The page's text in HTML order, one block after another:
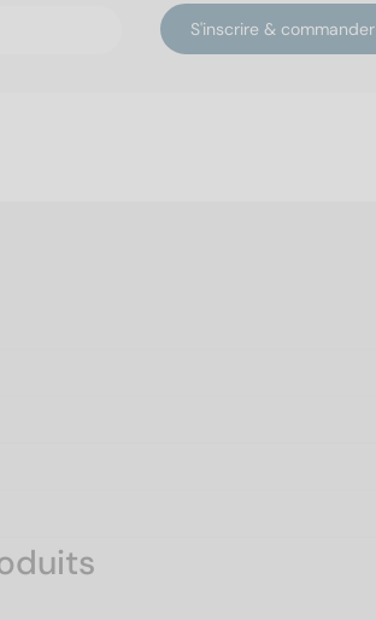
S'inscrire & commander